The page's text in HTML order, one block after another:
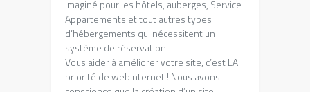
imaginé pour les hôtels, auberges, Service
Appartements et tout autres types
d’hébergements qui nécessitent un
système de réservation.
Vous aider à améliorer votre site, c’est LA
priorité de webinternet ! Nous avons